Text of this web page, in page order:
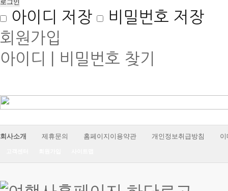
아이디 저장
비밀번호 저장
회원가입
아이디 | 비밀번호 찾기
회사소개 제휴문의 홈페이지이용약관 개인정보취급방침